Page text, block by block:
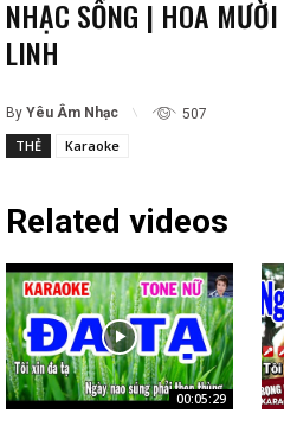
NHẠC SỐNG | HOA
LINH
By Yêu Âm Nhạc 507
THẺ Karaoke
Related videos
00:05:29